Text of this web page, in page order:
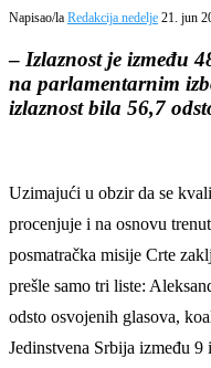
Napisao/la Redakcija nedelje 21. jun
– Izlaznost je između
na parlamentarnim
izlaznost bila 56,7
Uzimajući u obzir da se
procenjuje i na osnovu
posmatračka misije Crte
prešle samo tri liste:
odsto osvojenih glasova,
Jedinstvena Srbija između